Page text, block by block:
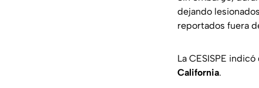
dejando
reportados fuera
La CESISPE
California.